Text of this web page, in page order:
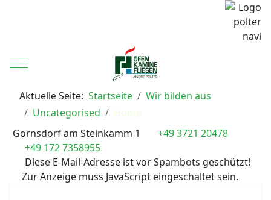
Mobile Menu Toggle
Aktuelle Seite:Startseite
Wir bilden aus
Uncategorised
Home
Gornsdorf am Steinkamm 1
+49 3721 20478
+49 172 7358955
Diese E-Mail-Adresse ist vor Spambots geschützt!
Zur Anzeige muss JavaScript eingeschaltet sein.